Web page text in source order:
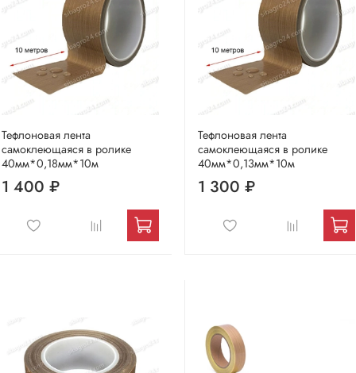
Тефлоновая лента
самоклеющаяся в ролике
40мм*0,18мм*10м
1 400 ₽
Тефлоновая лента
самоклеющаяся в ролике
40мм*0,13мм*10м
1 300 ₽